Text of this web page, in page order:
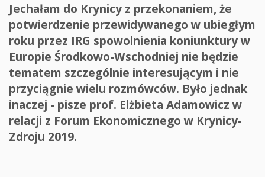
Jechałam do Krynicy z przekonaniem, że
potwierdzenie przewidywanego w ubiegłym
roku przez IRG spowolnienia koniunktury w
Europie Środkowo-Wschodniej nie będzie
tematem szczególnie interesującym i nie
przyciągnie wielu rozmówców. Było jednak
inaczej - pisze prof. Elżbieta Adamowicz w
relacji z Forum Ekonomicznego w Krynicy-
Zdroju 2019.